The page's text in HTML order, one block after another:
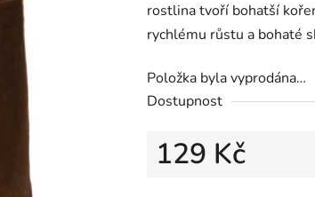
rostlina tvoří bohatší
rychlému růstu a bohaté
Položka byla vyprodána…
Dostupnost
129 Kč